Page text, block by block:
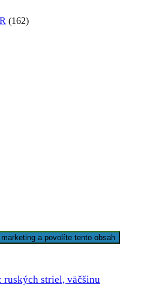
(162)
a povolíte tento obsah
striel, väčšinu